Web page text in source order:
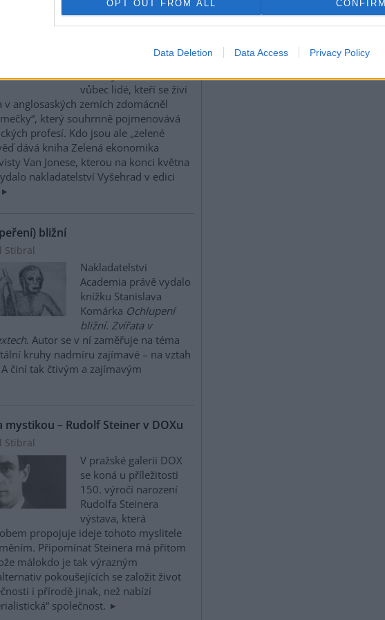
OPT OUT FROM ALL CONFIRM
Data Deletion Data Access Privacy Policy
Hudeček
Asi naprostá většina lidí
označením „bílé
vůbec lidé, kteří se živí
v anglosaských zemích zdomácněl
který souhrnně pojmenovává
profesí. Kdo jsou ale „zelené
dává kniha Zelená ekonomika
Van Jonese, kterou na konci května
nakladatelství Vyšehrad v edici
bližní
Stibral
Nakladatelství
Academia právě vydalo
knížku Stanislava
Komárka Ochlupení
bližní. Zvířata v
. Autor se v ní zaměřuje na téma
kruhy nadmíru zajímavé – na vztah
činí tak čtivým a zajímavým
mystikou – Rudolf Steiner v DOXu
Stibral
V pražské galerii DOX
se koná u příležitosti
150. výročí narození
Rudolfa Steinera
výstava, která
propojuje ideje tohoto myslitele
Připomínat Steinera má přitom
málokdo je tak výrazným
pokoušejících se založit život
i přírodě jinak, než nabízí
společnost.